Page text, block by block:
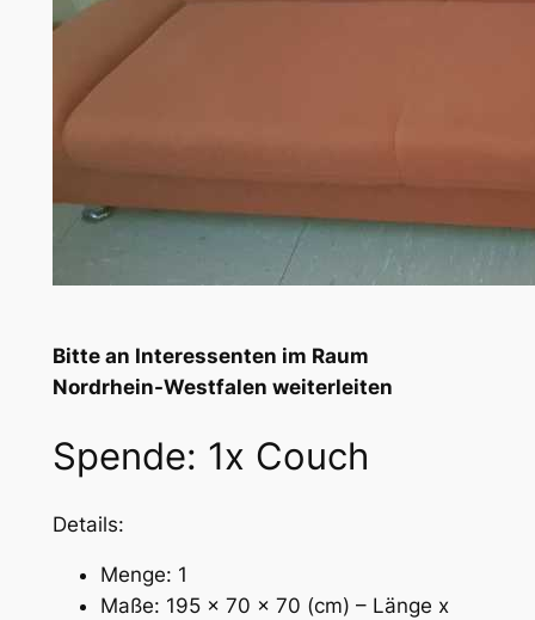
Bitte an Interessenten im Raum
Nordrhein-Westfalen weiterleiten
Spende: 1x Couch
Details:
Menge: 1
Maße: 195 x 70 x 70 (cm) – Länge x